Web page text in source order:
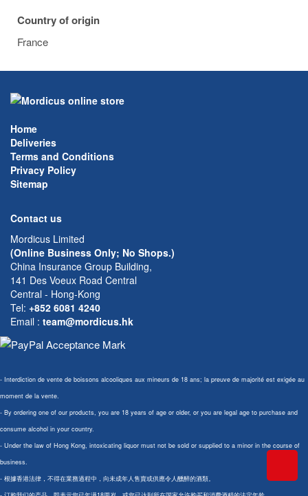
Country of origin
France
Home
Deliveries
Terms and Conditions
Privacy Policy
Sitemap
Contact us
Mordicus Limited
(Online Business Only; No Shops.)
China Insurance Group Building,
141 Des Voeux Road Central
Central - Hong-Kong
Tel: +852 6081 4240
Email : team@mordicus.hk
- Interdiction de vente de boissons alcooliques aux mineurs de 18 ans; la preuve de majorité est exigée au
moment de la vente.
- By ordering one of our products, you are 18 years of age or older, or you are legal age to purchase and
consume alcohol in your country.
- Under the law of Hong Kong, intoxicating liquor must not be sold or supplied to a minor in the course of
business.
- 根據香港法律，不得在業務過程中，向未成年人售賣或供應令人醺醉的酒類。